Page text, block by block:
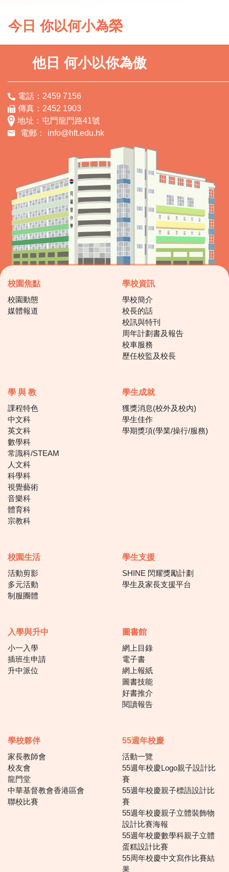
今日 你以何小為榮
他日 何小以你為傲
電話：2459 7156
傳真：2452 1903
地址：屯門龍門路41號
電郵：
info@hft.edu.hk
校園焦點
校園動態
媒體報道
學校資訊
學校簡介
校長的話
校訊與特刊
周年計劃書及報告
校車服務
歷任校監及校長
學 與 教
課程特色
中文科
英文科
數學科
常識科/STEAM
人文科
科學科
視覺藝術
音樂科
體育科
宗教科
學生成就
獲獎消息(校外及校內)
學生佳作
學期獎項(學業/操行/服務)
校園生活
活動剪影
多元活動
制服團體
學生支援
SHINE 閃耀獎勵計劃
學生及家長支援平台
入學與升中
小一入學
插班生申請
升中派位
圖書館
網上目錄
電子書
網上報紙
圖書技能
好書推介
閱讀報告
學校夥伴
家長教師會
校友會
龍門堂
中華基督教會香港區會
聯校比賽
55週年校慶
活動一覽
55週年校慶Logo親子設計比
賽
55週年校慶親子標語設計比
賽
55週年校慶親子立體裝飾物
設計比賽海報
55週年校慶數學科親子立體
蛋糕設計比賽
55周年校慶中文寫作比賽結
果